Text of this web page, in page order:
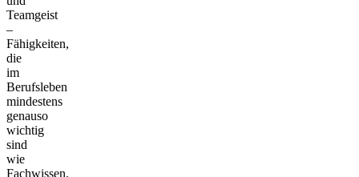
Teamgeist
–
Fähigkeiten,
die
im
Berufsleben
mindestens
genauso
wichtig
sind
wie
Fachwissen.